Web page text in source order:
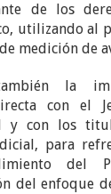
de los
utilizando al
medición de
la
con el
y con los
para
del
del enfoque